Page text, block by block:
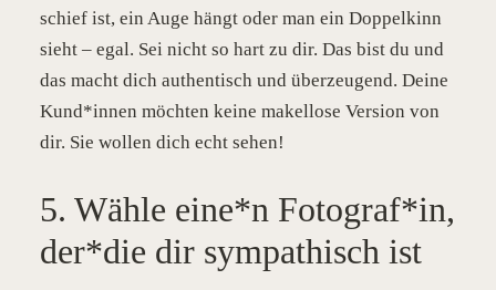
schief ist, ein Auge hängt oder man ein Doppelkinn
sieht – egal. Sei nicht so hart zu dir. Das bist du und
das macht dich authentisch und überzeugend. Deine
Kund*innen möchten keine makellose Version von
dir. Sie wollen dich echt sehen!
5. Wähle eine*n Fotograf*in,
der*die dir sympathisch ist